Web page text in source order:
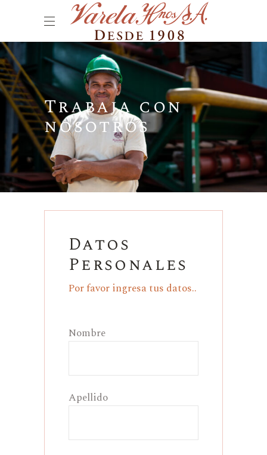
Trabaja con
nosotros
Datos
Personales
Por favor ingresa tus datos..
Nombre
Apellido